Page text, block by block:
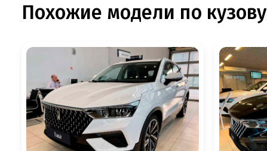
Похожие модели по кузову